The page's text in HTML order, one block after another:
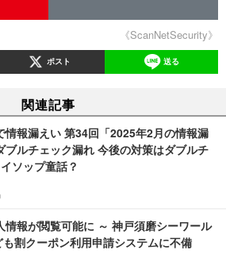
《ScanNetSecurity》
ポスト 送る
関連記事
情報漏えい 第34回「2025年2月の情報漏
ブルチェック漏れ 今後の対策はダブルチ
ソップ童話？
情報が閲覧可能に ～ 神戸須磨シーワール
も割クーポン利用申請システムに不備